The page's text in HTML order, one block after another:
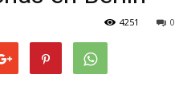
0
4251